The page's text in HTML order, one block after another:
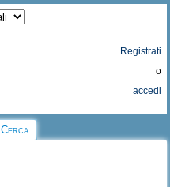
Registrati
o
accedi
Cerca